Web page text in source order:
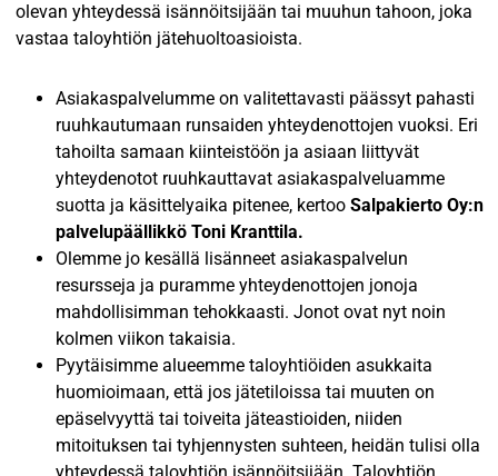
olevan yhteydessä isännöitsijään tai muuhun tahoon, joka
vastaa taloyhtiön jätehuoltoasioista.
Asiakaspalvelumme on valitettavasti päässyt pahasti
ruuhkautumaan runsaiden yhteydenottojen vuoksi. Eri
tahoilta samaan kiinteistöön ja asiaan liittyvät
yhteydenotot ruuhkauttavat asiakaspalveluamme
suotta ja käsittelyaika pitenee, kertoo Salpakierto Oy:n
palvelupäällikkö Toni Kranttila.
Olemme jo kesällä lisänneet asiakaspalvelun
resursseja ja puramme yhteydenottojen jonoja
mahdollisimman tehokkaasti. Jonot ovat nyt noin
kolmen viikon takaisia.
Pyytäisimme alueemme taloyhtiöiden asukkaita
huomioimaan, että jos jätetiloissa tai muuten on
epäselvyyttä tai toiveita jäteastioiden, niiden
mitoituksen tai tyhjennysten suhteen, heidän tulisi olla